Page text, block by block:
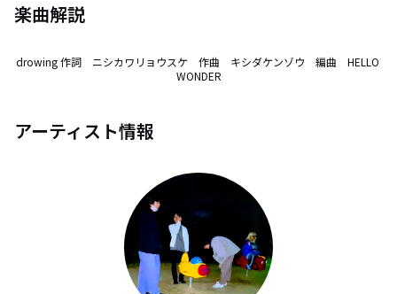
楽曲解説
drowing 作詞　ニシカワリョウスケ　作曲　キシダケンゾウ　編曲　HELLO
WONDER
アーティスト情報